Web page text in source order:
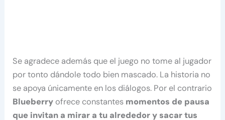
Se agradece además que el juego no tome al jugador
por tonto dándole todo bien mascado. La historia no
se apoya únicamente en los diálogos. Por el contrario
Blueberry ofrece constantes momentos de pausa
que invitan a mirar a tu alrededor y sacar tus